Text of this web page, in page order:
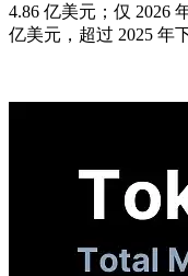
4.86 亿美元；仅 2026
亿美元，超过 2025 年